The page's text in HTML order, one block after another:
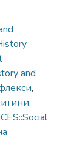
and
,
,